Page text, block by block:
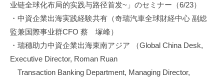
业链全球化布局的实践与路径首发~」のセミナー（6/23）
・中資企業出海実践経験共有（奇瑞汽車全球財経中心 副総
監兼国際事业群CFO 蔡 塚峰）
・瑞穗助力中資企業出海東南アジア （Global China Desk,
Executive Director, Roman Ruan
Transaction Banking Department, Managing Director,